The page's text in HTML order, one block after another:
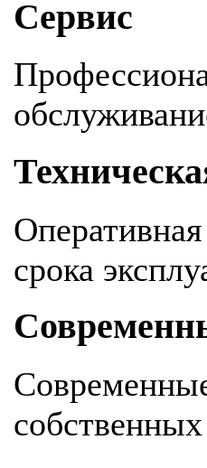
Сервис
срока